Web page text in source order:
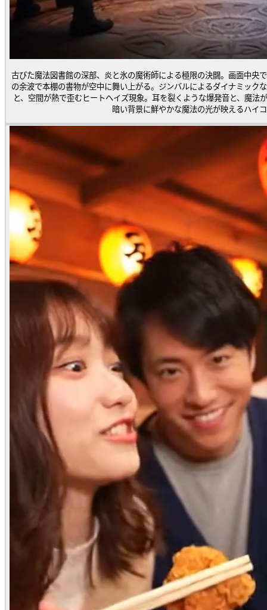
古びた魔法図書館の深部、炎と氷の魔術師による極限の決闘。画面中央
の余波で本棚の書物が空中に舞い上がる。ジンバルによるダイナミック
と、空間が熱で歪むヒートヘイズ現象。耳を裂くような爆発音と、魔法
暗い背景に鮮やかな魔法の光が映えるハイ